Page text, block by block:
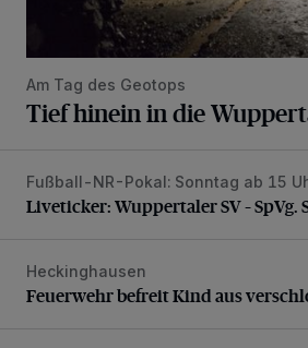
Am Tag des Geotops
Tief hinein in die
Liveticker: Wuppertaler SV – SpVg.
Fußball-NR-Pokal: Sonntag ab 15
Liveticker: Wuppertaler SV – SpVg.
Feuerwehr befreit Kind aus
Heckinghausen
Feuerwehr befreit Kind aus